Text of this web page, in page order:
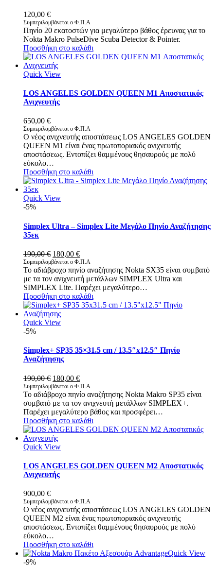
120,00 €
Συμπεριλαμβάνεται ο Φ.Π.Α
Πηνίο 20 εκατοστών για μεγαλύτερο βάθος έρευνας για το
Nokta Makro PulseDive Scuba Detector & Pointer.
Προσθήκη στο καλάθι
Quick View
LOS ANGELES GOLDEN QUEEN M1 Αποστατικός
Ανιχνευτής
650,00 €
Συμπεριλαμβάνεται ο Φ.Π.Α
Ο νέος ανιχνευτής αποστάσεως LOS ANGELES GOLDEN
QUEEN M1 είναι ένας πρωτοποριακός ανιχνευτής
αποστάσεως. Εντοπίζει θαμμένους θησαυρούς με πολύ
εύκολο…
Προσθήκη στο καλάθι
Quick View
-5%
Simplex Ultra – Simplex Lite Μεγάλο Πηνίο Αναζήτησης
35εκ
190,00€ Original
price
was:
190,00 €.
180,00 €Η
τρέχουσα
τιμή
είναι:
180,00 €.
Συμπεριλαμβάνεται ο Φ.Π.Α
Το αδιάβροχο πηνίο αναζήτησης Nokta SX35 είναι συμβατό
με τα τον ανιχνευτή μετάλλων SIMPLEX Ultra και
SIMPLEX Lite. Παρέχει μεγαλύτερο…
Προσθήκη στο καλάθι
Quick View
-5%
Simplex+ SP35 35×31.5 cm / 13.5″x12.5″ Πηνίο
Αναζήτησης
190,00€ Original
price
was:
190,00 €.
180,00 €Η
τρέχουσα
τιμή
είναι:
180,00 €.
Συμπεριλαμβάνεται ο Φ.Π.Α
Το αδιάβροχο πηνίο αναζήτησης Nokta Makro SP35 είναι
συμβατό με τα τον ανιχνευτή μετάλλων SIMPLEX+.
Παρέχει μεγαλύτερο βάθος και προσφέρει…
Προσθήκη στο καλάθι
Quick View
LOS ANGELES GOLDEN QUEEN M2 Αποστατικός
Ανιχνευτής
900,00 €
Συμπεριλαμβάνεται ο Φ.Π.Α
Ο νέος ανιχνευτής αποστάσεως LOS ANGELES GOLDEN
QUEEN M2 είναι ένας πρωτοποριακός ανιχνευτής
αποστάσεως. Εντοπίζει θαμμένους θησαυρούς με πολύ
εύκολο…
Προσθήκη στο καλάθι
Quick View
-9%